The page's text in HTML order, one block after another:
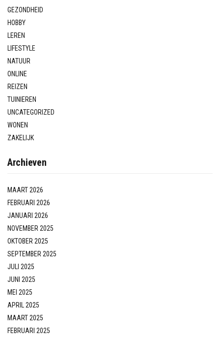
GEZONDHEID
HOBBY
LEREN
LIFESTYLE
NATUUR
ONLINE
REIZEN
TUINIEREN
UNCATEGORIZED
WONEN
ZAKELIJK
Archieven
MAART 2026
FEBRUARI 2026
JANUARI 2026
NOVEMBER 2025
OKTOBER 2025
SEPTEMBER 2025
JULI 2025
JUNI 2025
MEI 2025
APRIL 2025
MAART 2025
FEBRUARI 2025